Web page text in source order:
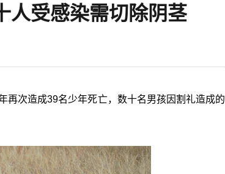
人受感染需切除阴茎
再次造成39名少年死亡，数十名男孩因割礼造成的